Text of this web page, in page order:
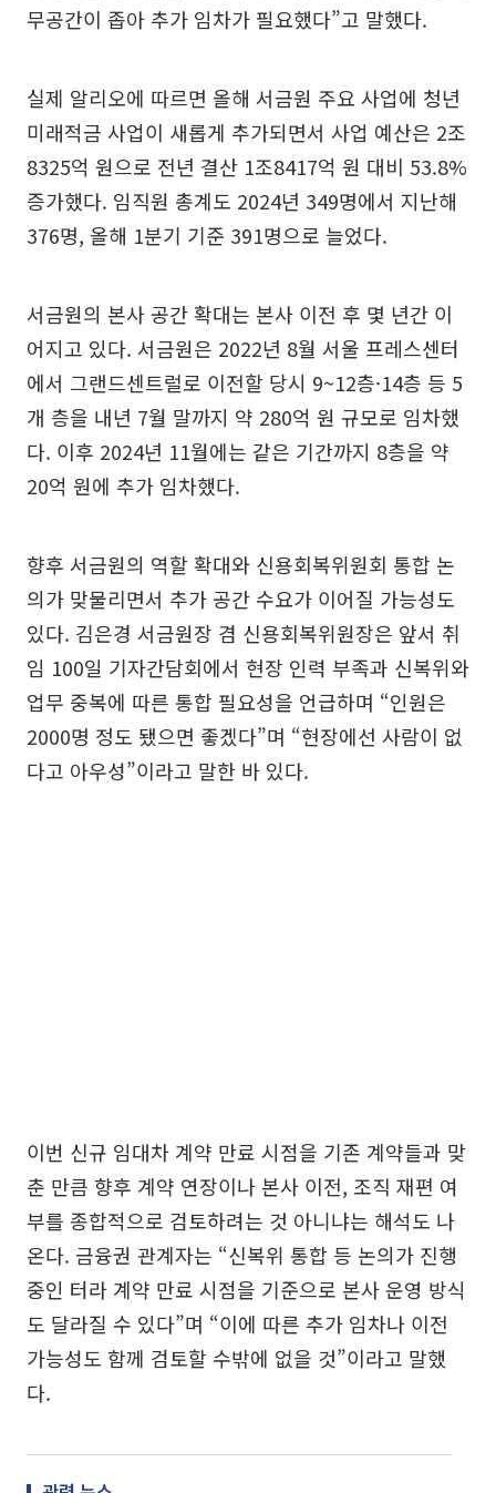
무공간이 좁아 추가 임차가 필요했다”고 말했다.
실제 알리오에 따르면 올해 서금원 주요 사업에 청년
미래적금 사업이 새롭게 추가되면서 사업 예산은 2조
8325억 원으로 전년 결산 1조8417억 원 대비 53.8%
증가했다. 임직원 총계도 2024년 349명에서 지난해
376명, 올해 1분기 기준 391명으로 늘었다.
서금원의 본사 공간 확대는 본사 이전 후 몇 년간 이
어지고 있다. 서금원은 2022년 8월 서울 프레스센터
에서 그랜드센트럴로 이전할 당시 9~12층·14층 등 5
개 층을 내년 7월 말까지 약 280억 원 규모로 임차했
다. 이후 2024년 11월에는 같은 기간까지 8층을 약
20억 원에 추가 임차했다.
향후 서금원의 역할 확대와 신용회복위원회 통합 논
의가 맞물리면서 추가 공간 수요가 이어질 가능성도
있다. 김은경 서금원장 겸 신용회복위원장은 앞서 취
임 100일 기자간담회에서 현장 인력 부족과 신복위와
업무 중복에 따른 통합 필요성을 언급하며 “인원은
2000명 정도 됐으면 좋겠다”며 “현장에선 사람이 없
다고 아우성”이라고 말한 바 있다.
이번 신규 임대차 계약 만료 시점을 기존 계약들과 맞
춘 만큼 향후 계약 연장이나 본사 이전, 조직 재편 여
부를 종합적으로 검토하려는 것 아니냐는 해석도 나
온다. 금융권 관계자는 “신복위 통합 등 논의가 진행
중인 터라 계약 만료 시점을 기준으로 본사 운영 방식
도 달라질 수 있다”며 “이에 따른 추가 임차나 이전
가능성도 함께 검토할 수밖에 없을 것”이라고 말했
다.